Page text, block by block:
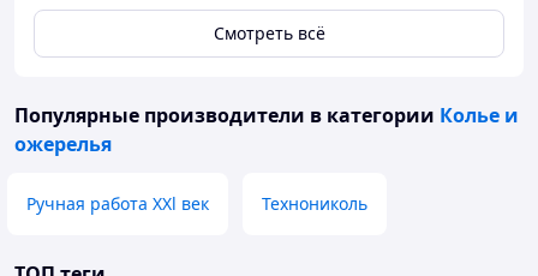
Смотреть всё
Популярные производители в категории Колье и
ожерелья
Ручная работа XXl век Технониколь